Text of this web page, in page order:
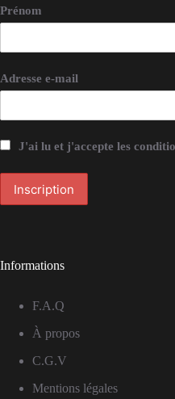
Prénom
Adresse e-mail
J'ai lu et j'accepte les
Informations
F.A.Q
À propos
C.G.V
Mentions légales